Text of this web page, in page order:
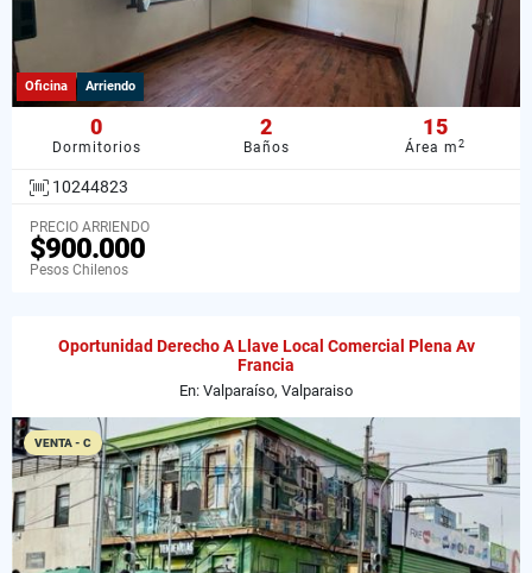
Oficina Arriendo
0
Dormitorios
2
Baños
15
Área m2
10244823
PRECIO ARRIENDO
$900.000
Pesos Chilenos
Oportunidad Derecho A Llave Local Comercial Plena Av
Francia
En: Valparaíso, Valparaiso
VENTA - C